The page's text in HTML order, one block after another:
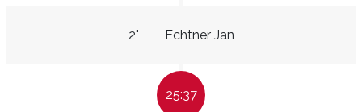
Echtner Jan
2"
25:37